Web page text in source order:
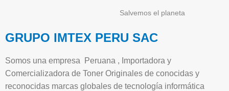
Salvemos el planeta
GRUPO IMTEX PERU SAC
Somos una empresa Peruana , Importadora y
Comercializadora de Toner Originales de conocidas y
reconocidas marcas globales de tecnología informática